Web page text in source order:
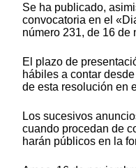
Se ha publicado,
convocatoria en el
número 231, de 16 de
El plazo de
hábiles a contar
de esta resolución en
Los sucesivos
cuando procedan de
harán públicos en la